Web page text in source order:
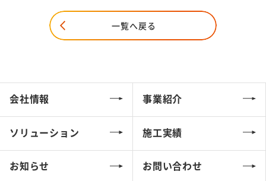
一覧へ戻る
会社情報 事業紹介
ソリューション 施工実績
お知らせ お問い合わせ